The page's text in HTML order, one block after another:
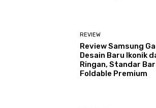
REVIEW
Review Samsung
Desain Baru Ikonik
Ringan, Standar
Foldable Premium